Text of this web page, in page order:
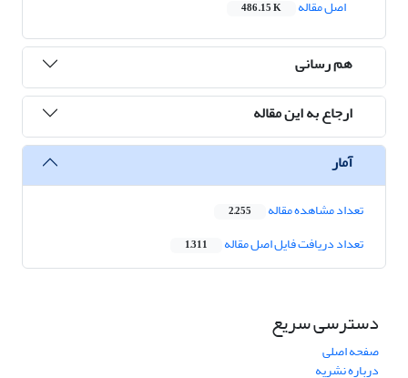
اصل مقاله
486.15 K
هم رسانی
ارجاع به این مقاله
آمار
تعداد مشاهده مقاله 2,255
تعداد دریافت فایل اصل مقاله 1,311
دسترسی سریع
صفحه اصلی
درباره نشریه